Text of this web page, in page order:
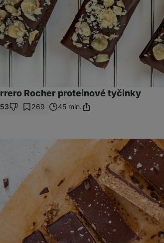
Rocher proteinové tyčinky
53 269 45 min.Sdílet